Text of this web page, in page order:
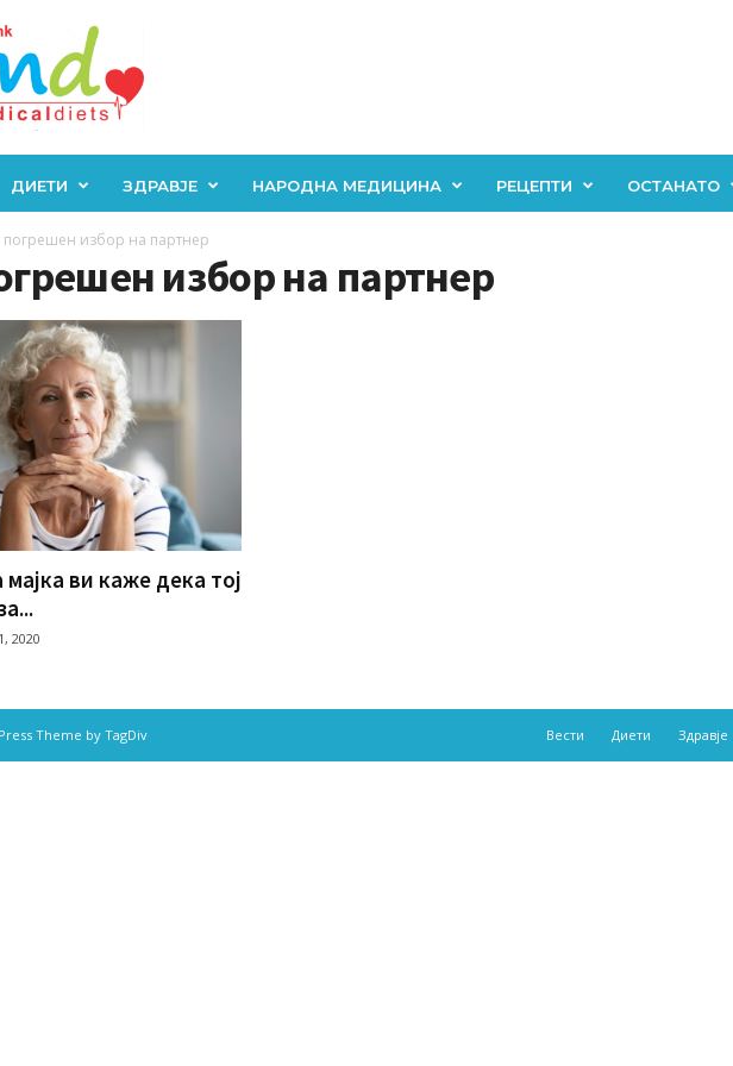
ДИЕТИ ЗДРАВЈЕ НАРОДНА МЕДИЦИНА РЕЦЕПТИ ОСТАНАТО
погрешен избор на партнер
избор на партнер
ви каже дека тој
2020
Вести Диети Здравје
Theme by TagDiv